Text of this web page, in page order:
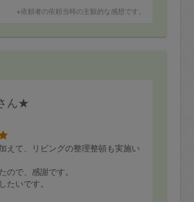
※依頼者の依頼当時の主観的な感想です。
ん★
えて、リビングの整理整頓も実施い
ので、感謝です。
たいです。